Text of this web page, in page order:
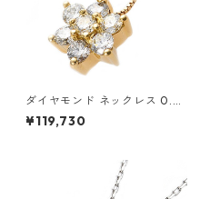
ダイヤモンド ネックレス 0.3c
t K18 イエローゴールド 0.3カ
ラット 花 フラワーモチーフ ペ
¥119,730